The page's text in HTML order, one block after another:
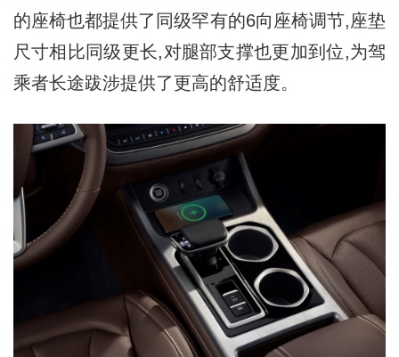
的座椅也都提供了同级罕有的6向座椅调节,座垫
尺寸相比同级更长,对腿部支撑也更加到位,为驾
乘者长途跋涉提供了更高的舒适度。